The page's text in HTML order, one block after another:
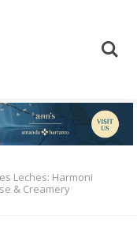
Leches: Harmoni
& Creamery